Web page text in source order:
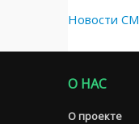
Новости
О НАС
О проекте